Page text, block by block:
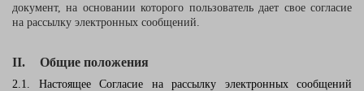
документ, на основании которого пользователь дает свое согласие
на рассылку электронных сообщений.
II. Общие положения
2.1. Настоящее Согласие на рассылку электронных сообщений